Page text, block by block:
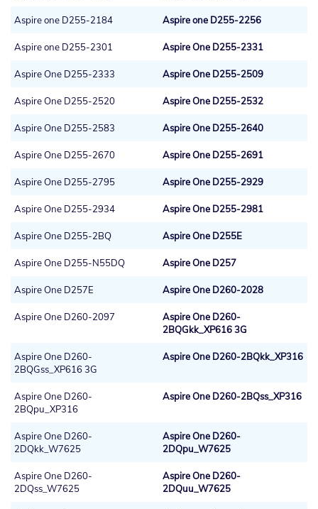
Aspire one D255-2184 Aspire one D255-2256
Aspire one D255-2301 Aspire One D255-2331
Aspire One D255-2333 Aspire One D255-2509
Aspire One D255-2520 Aspire One D255-2532
Aspire One D255-2583 Aspire One D255-2640
Aspire One D255-2670 Aspire One D255-2691
Aspire One D255-2795 Aspire One D255-2929
Aspire One D255-2934 Aspire One D255-2981
Aspire One D255-2BQ Aspire One D255E
Aspire One D255-N55DQ Aspire One D257
Aspire One D257E Aspire One D260-2028
Aspire One D260-2097
Aspire One D260-
2BQGkk_XP616 3G
Aspire One D260-
2BQGss_XP616 3G
Aspire One D260-2BQkk_XP316
Aspire One D260-
2BQpu_XP316
Aspire One D260-2BQss_XP316
Aspire One D260-
2DQkk_W7625
Aspire One D260-
2DQpu_W7625
Aspire One D260-
2DQss_W7625
Aspire One D260-
2DQuu_W7625